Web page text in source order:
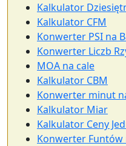
Kalkulator
Kalkulator CFM
Konwerter PSI na
Konwerter Liczb
MOA na cale
Kalkulator CBM
Konwerter minut
Kalkulator Miar
Kalkulator Ceny
Konwerter Funtów